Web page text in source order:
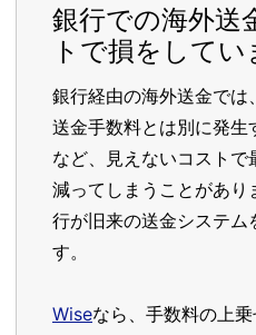
銀行での海外送
トで損をしてい
銀行経由の海外送金では
送金手数料とは別に発生
など、見えないコストで
減ってしまうことがあり
行が旧来の送金システ
す。
Wiseなら、手数料の上